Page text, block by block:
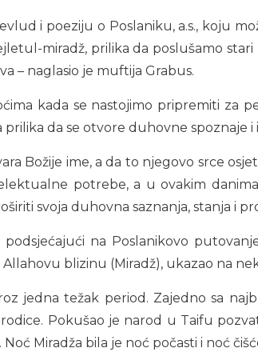
i poeziju o Poslaniku, a.s., koju
miradž, prilika da poslušamo
– naglasio je muftija Grabus.
kada se nastojimo pripremiti za
da se otvore duhovne spoznaje
Božije ime, a da to njegovo srce
potrebe, a u ovakim
svoja duhovna saznanja, stanja i
na Poslanikovo
blizinu (Miradž), ukazao na
jedna težak period. Zajedno sa
Pokušao je narod u Taifu
Miradža bila je noć počasti i noć